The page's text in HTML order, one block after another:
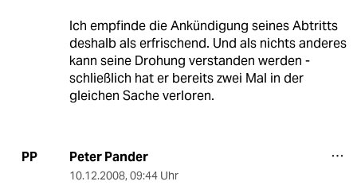
Ich empfinde die Ankündigung seines Abtritts
deshalb als erfrischend. Und als nichts anderes
kann seine Drohung verstanden werden -
schließlich hat er bereits zwei Mal in der
gleichen Sache verloren.
PP Peter Pander
10.12.2008, 09:44 Uhr